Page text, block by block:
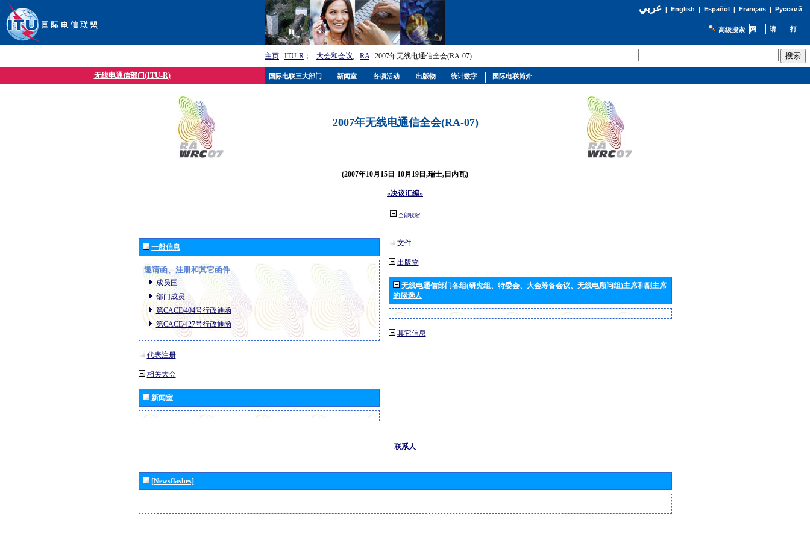
عربي| English | Español | Français| Русский
高级搜索
主页 : ITU-R ； : 大会和会议; : RA: 2007年无线电通信全会(RA-07)
无线电通信部门(ITU-R)
2007年无线电通信全会(RA-07)
(2007年10月15日-10月19日,瑞士,日内瓦)
«决议汇编»
全部收缩
一般信息
邀请函、注册和其它函件
成员国
部门成员
第CACE/404号行政通函
第CACE/427号行政通函
代表注册
相关大会
新闻室
文件
出版物
无线电通信部门各组(研究组、特委会、大会筹备会议、无线电顾问组)主席和副主席
的候选人
其它信息
联系人
[Newsflashes]
国际电联三大部门 新闻室 各项活动 出版物 统计数字 国际电联简介